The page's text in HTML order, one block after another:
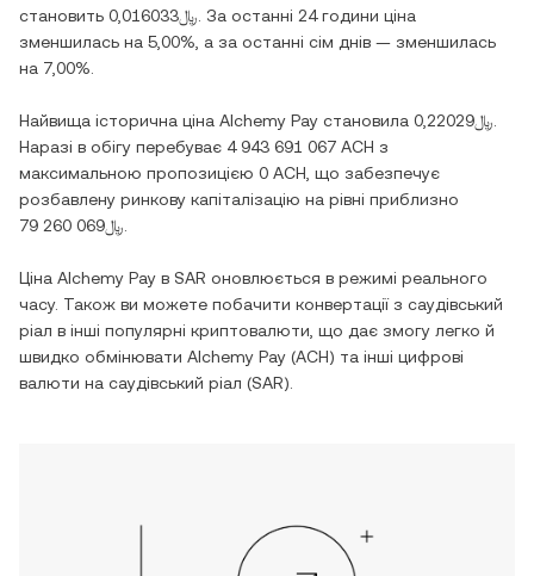
становить
﷼0,016033 . За останні 24 години ціна
зменшилась на 5,00% , а за останні сім днів — зменшилась
на 7,00%
Найвища історична ціна Alchemy Pay становила ﷼0,22029
Наразі в обігу перебуває 4 943 691 067 ACH з
максимальною пропозицією 0 ACH , що забезпечує
розбавлену ринкову капіталізацію на рівні приблизно
﷼79 260 069
Ціна Alchemy Pay в SAR оновлюється в режимі реального
часу. Також ви можете побачити конвертації з саудівський
ріал в інші популярні криптовалюти, що дає змогу легко й
швидко обмінювати Alchemy Pay (ACH) та інші цифрові
валюти на саудівський ріал (SAR).